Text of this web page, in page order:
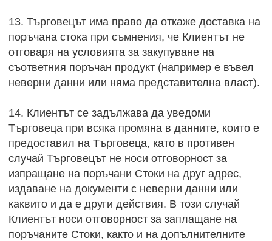
13. Търговецът има право да откаже доставка на
поръчана стока при съмнения, че Клиентът не
отговаря на условията за закупуване на
съответния поръчан продукт (например е въвел
неверни данни или няма представителна власт).
14. Клиентът се задължава да уведоми
Търговеца при всяка промяна в данните, които е
предоставил на Търговеца, като в противен
случай Търговецът не носи отговорност за
изпращане на поръчани Стоки на друг адрес,
издаване на документи с неверни данни или
каквито и да е други действия. В този случай
Клиентът носи отговорност за заплащане на
поръчаните Стоки, както и на допълнителните